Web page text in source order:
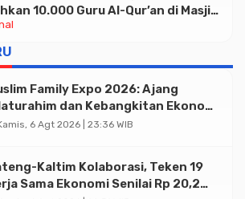
10.000 Guru Al-Qur’an di Masjid
Family Expo 2026: Ajang
dan Kebangkitan Ekonomi
di Jakarta
6 Agt 2026 | 23:36 WIB
Kaltim Kolaborasi, Teken 19
Sama Ekonomi Senilai Rp 20,2